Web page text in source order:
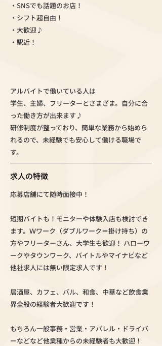
・SNSでも話題のお店！
・シフト超自由！
・大歓迎♪
・駅近！
アルバイトで働いている人は
学生、主婦、フリーターとさまざま。自分に合
った働き方が出来ます♪
研修制度が整っており、簡単な業務から始めら
れるので、未経験でも安心して働ける職場で
す。
求人の特徴
応募店舗にて随時面接中！
短期バイトも！モニターや体験入店も検討でき
ます。Ｗワーク（ダブルワーク＝掛け持ち）の
方やフリーターさん、大学生も歓迎！ ハローワ
ークやタウンワーク、バイトルやマイナビなど
他社求人には無い限定求人です！
居酒屋、カフェ、バル、和食、中華など飲食業
界全般の経験者大歓迎です！
もちろん一般事務・営業・アパレル・ドライバ
ーなどなど他業種からの未経験者も大歓迎！